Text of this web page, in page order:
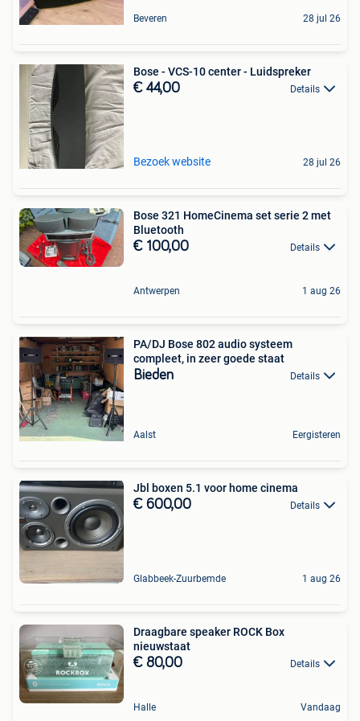
Beveren 28 jul 26
Bose - VCS-10 center - Luidspreker
€ 44,00 Details
Bezoek website 28 jul 26
Bose 321 HomeCinema set serie 2 met
Bluetooth
€ 100,00 Details
Antwerpen 1 aug 26
PA/DJ Bose 802 audio systeem
compleet, in zeer goede staat
Bieden Details
Aalst Eergisteren
Jbl boxen 5.1 voor home cinema
€ 600,00 Details
Glabbeek-Zuurbemde 1 aug 26
Draagbare speaker ROCK Box
nieuwstaat
€ 80,00 Details
Halle Vandaag